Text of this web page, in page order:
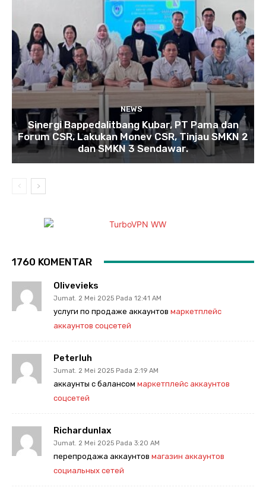
NEWS
Sinergi Bappedalitbang Kubar, PT Pama dan
Forum CSR, Lakukan Monev CSR, Tinjau SMKN 2
dan SMKN 3 Sendawar.
1760 KOMENTAR
Olivevieks
Jumat. 2 Mei 2025 Pada 12:41 AM
услуги по продаже аккаунтов маркетплейс
аккаунтов соцсетей
Peterluh
Jumat. 2 Mei 2025 Pada 2:19 AM
аккаунты с балансом маркетплейс аккаунтов
соцсетей
Richardunlax
Jumat. 2 Mei 2025 Pada 3:20 AM
перепродажа аккаунтов магазин аккаунтов
социальных сетей